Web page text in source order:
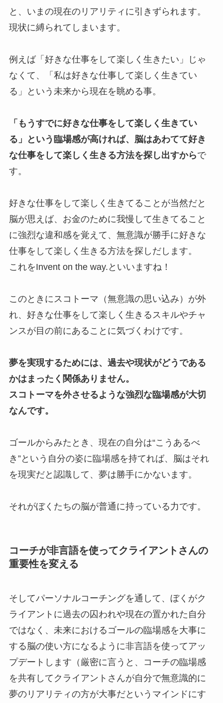
と、いまの現在のリアリティに引きずられます。
現状に縛られてしまいます。
例えば「好きな仕事をして楽しく生きたい」じゃ
なくて、「私は好きな仕事して楽しく生きてい
る」という未来から現在を眺める事。
「もうすでに好きな仕事をして楽しく生きてい
る」という臨場感が高ければ、脳はあわてて好き
な仕事をして楽しく生きる方法を探し出すからで
す。
好きな仕事をして楽しく生きてることが当然だと
脳が思えば、お金のために我慢して生きてること
に強烈な違和感を覚えて、無意識が勝手に好きな
仕事をして楽しく生きる方法を探しだします。
これをInvent on the way.といいますね！
このときにスコトーマ（無意識の思い込み）が外
れ、好きな仕事をして楽しく生きるスキルやチャ
ンスが目の前にあることに気づくわけです。
夢を実現するためには、過去や現状がどうである
かはまったく関係ありません。
スコトーマを外させるような強烈な臨場感が大切
なんです。
ゴールからみたとき、現在の自分は“こうあるべ
き”という自分の姿に臨場感を持てれば、脳はそれ
を現実だと認識して、夢は勝手にかないます。
それがぼくたちの脳が普通に持っている力です。
コーチが非言語を使ってクライアントさんの
重要性を変える
そしてパーソナルコーチングを通して、ぼくがク
ライアントに過去の囚われや現在の置かれた自分
ではなく、未来におけるゴールの臨場感を大事に
する脳の使い方になるように非言語を使ってアッ
プデートします（厳密に言うと、コーチの臨場感
を共有してクライアントさんが自分で無意識的に
夢のリアリティの方が大事だというマインドにす